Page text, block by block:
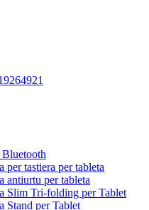
Bluetooth
per tastiera per tableta
antiurtu per tableta
Slim Tri-folding per Tablet
Stand per Tablet